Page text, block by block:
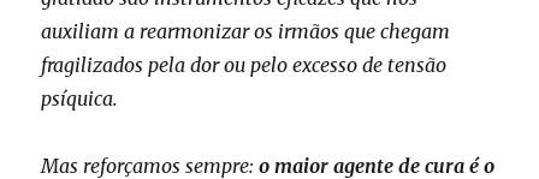
auxiliam a rearmonizar os irmãos que chegam
fragilizados pela dor ou pelo excesso de tensão
psíquica.
Mas reforçamos sempre:o maior agente de cura é o